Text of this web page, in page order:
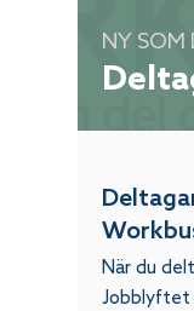
NY SOM
När du
Jobblyftet
Online